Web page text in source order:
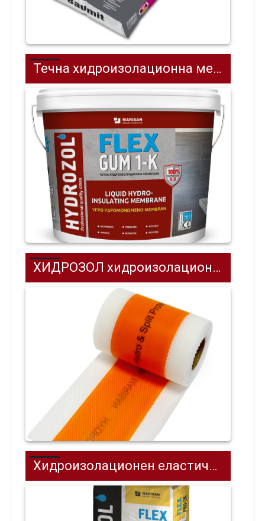
Течна хидроизолационна мембрана ХИДРОЗОЛ FLEX GUM 1-K
ХИДРОЗОЛ хидроизолационна лента SEALING TAPE
Хидроизолационен еластичен шлам ХИДРОЗОЛ FLEX PRO 2-K